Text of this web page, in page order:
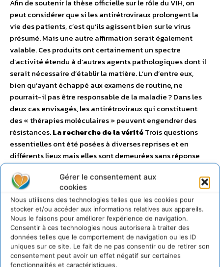
Gérer le consentement aux
cookies
Nous utilisons des technologies telles que les cookies pour
stocker et/ou accéder aux informations relatives aux appareils.
Nous le faisons pour améliorer l’expérience de navigation.
Consentir à ces technologies nous autorisera à traiter des
données telles que le comportement de navigation ou les ID
uniques sur ce site. Le fait de ne pas consentir ou de retirer son
consentement peut avoir un effet négatif sur certaines
fonctionnalités et caractéristiques.
Afin de soutenir la thèse officielle sur le rôle du VIH, on
peut considérer que si les antirétroviraux prolongent la
vie des patients, c’est qu’ils agissent bien sur le virus
présumé. Mais une autre affirmation serait également
valable. Ces produits ont certainement un spectre
d’activité étendu à d’autres agents pathologiques dont il
serait nécessaire d’établir la matière. L’un d’entre eux,
bien qu’ayant échappé aux examens de routine, ne
pourrait-il pas être responsable de la maladie ? Dans les
deux cas envisagés, les antirétroviraux qui constituent
des « thérapies moléculaires » peuvent engendrer des
résistances.La recherche de la véritéTrois questions
essentielles ont été posées à diverses reprises et en
différents lieux mais elles sont demeurées sans réponse
jusqu’à ce jour. Elles permettraient d’apporter la lumière,
de percer la brume épaisse qui entoure le sida. – Quels
sont les chercheurs qui, après l’équipe de l’Institut Pasteur
ont observé, isolé et cultivé des souches virales
comparables à la souche initiale ? – Existe-t-il un
laboratoire de référence chargé, comme tel est le cas pour
d’autres virus, de la garde et de l’entretien des souches de
VIH? Oû est-il situé ? – Quelles sont les origines humaines
– à quels stades de la maladie les prélèvements ont-ils été